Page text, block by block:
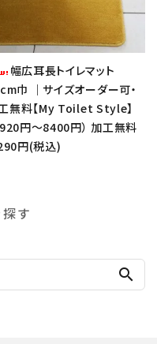
幅広耳長トイレマット
巾 ｜サイズオーダー可・
無料【My Toilet Style】
円～8400円） 加工無料
円(税込)
す
search